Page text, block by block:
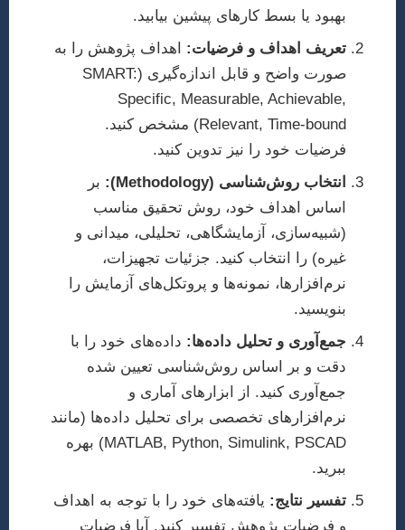
بهبود یا بسط کارهای پیشین بیابید.
تعریف اهداف و فرضیات: اهداف پژوهش را به
صورت واضح و قابل اندازه‌گیری (SMART:
Specific, Measurable, Achievable,
Relevant, Time-bound) مشخص کنید.
فرضیات خود را نیز تدوین کنید.
انتخاب روش‌شناسی (Methodology):
بر
اساس اهداف خود، روش تحقیق مناسب
(شبیه‌سازی، آزمایشگاهی، تحلیلی، میدانی و
غیره) را انتخاب کنید. جزئیات تجهیزات،
نرم‌افزارها، نمونه‌ها و پروتکل‌های آزمایش را
بنویسید.
جمع‌آوری و تحلیل داده‌ها: داده‌های خود را با
دقت و بر اساس روش‌شناسی تعیین شده
جمع‌آوری کنید. از ابزارهای آماری و
نرم‌افزارهای تخصصی برای تحلیل داده‌ها (مانند
MATLAB, Python, Simulink, PSCAD) بهره
ببرید.
تفسیر نتایج: یافته‌های خود را با توجه به اهداف
و فرضیات پژوهش تفسیر کنید. آیا فرضیات